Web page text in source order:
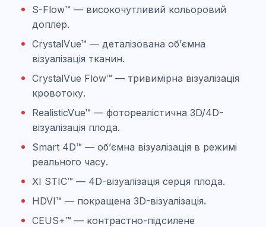
S-Flow™ — високочутливий кольоровий
доплер.
CrystalVue™ — деталізована об’ємна
візуалізація тканин.
CrystalVue Flow™ — тривимірна візуалізація
кровотоку.
RealisticVue™ — фотореалістична 3D/4D-
візуалізація плода.
Smart 4D™ — об’ємна візуалізація в режимі
реального часу.
XI STIC™ — 4D-візуалізація серця плода.
HDVI™ — покращена 3D-візуалізація.
CEUS+™ — контрастно-підсилене